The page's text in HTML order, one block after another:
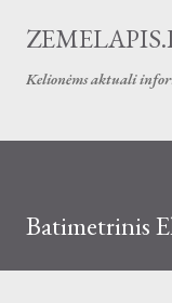
Kelionėms aktuali
Batimetrinis